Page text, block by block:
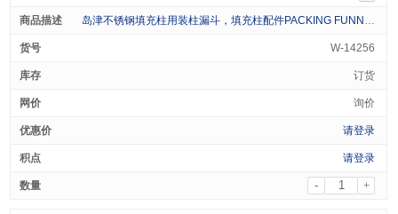
岛津不锈钢填充柱用装柱漏斗，填充柱配件PACKING FUNNEL FOR SHIMADZU SUS COLUMN M8 X 0.75 SCREW
W-14256
订货
询价
请登录
请登录
- +